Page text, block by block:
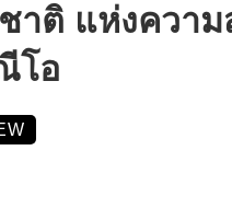
าติ แห่งควา
โอ